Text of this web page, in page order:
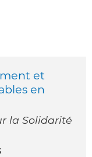
et
en
la Solidarité